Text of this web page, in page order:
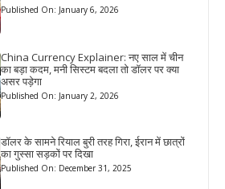
Published On: January 6, 2026
China Currency Explainer: नए साल में चीन
का बड़ा कदम, मनी सिस्टम बदला तो डॉलर पर क्या
असर पड़ेगा
Published On: January 2, 2026
डॉलर के सामने रियाल बुरी तरह गिरा, ईरान में छात्रों
का गुस्सा सड़कों पर दिखा
Published On: December 31, 2025